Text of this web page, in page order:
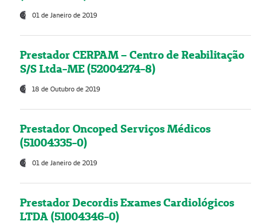
01 de Janeiro de 2019
Prestador CERPAM – Centro de Reabilitação
S/S Ltda-ME (52004274-8)
18 de Outubro de 2019
Prestador Oncoped Serviços Médicos
(51004335-0)
01 de Janeiro de 2019
Prestador Decordis Exames Cardiológicos
LTDA (51004346-0)